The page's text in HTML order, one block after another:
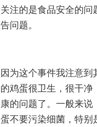
关注的是食品安全的
告问题。
因为这个事件我注意
的鸡蛋很卫生，很干
康的问题了。一般来
蛋不要污染细菌，特别